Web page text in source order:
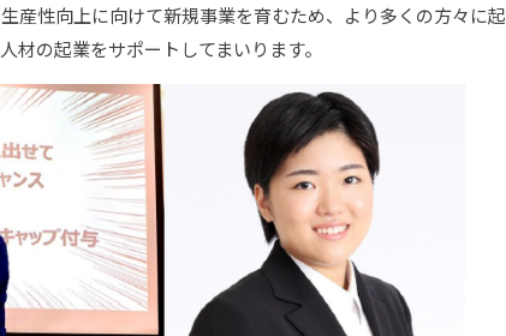
産性向上に向けて新規事業を育むため、より多くの方々に起
材の起業をサポートしてまいります。